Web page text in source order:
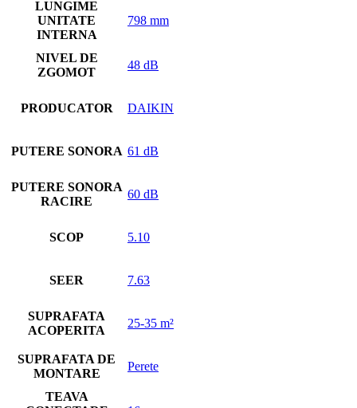
LUNGIME
UNITATE
INTERNA
798 mm
NIVEL DE
ZGOMOT
48 dB
PRODUCATOR DAIKIN
PUTERE SONORA 61 dB
PUTERE SONORA
RACIRE
60 dB
SCOP 5.10
SEER 7.63
SUPRAFATA
ACOPERITA
25-35 m²
SUPRAFATA DE
MONTARE
Perete
TEAVA